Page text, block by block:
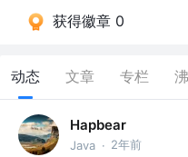
获得徽章 0
动态 文章 专栏
Hapbear
Java · 2年前